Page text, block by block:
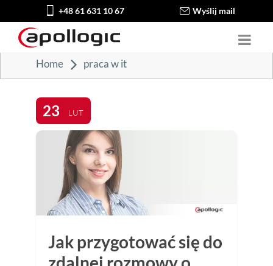
+48 61 631 10 67 Wyślij mail
Home praca w it
23 LUT
Jak przygotować się do